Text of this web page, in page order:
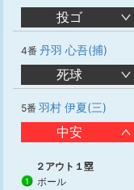
投ゴ
4番 丹羽 心吾(捕)
死球
5番 羽村 伊夏(三)
中安
２アウト１塁
1 ボール